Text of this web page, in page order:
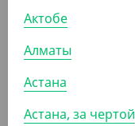
АРТ. 291102
Актобе
Алматы
Астана
Астана, за чертой